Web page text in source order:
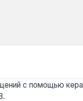
с помощью